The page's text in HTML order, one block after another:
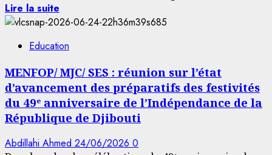
Lire la suite
Education
MENFOP/ MJC/ SES : réunion sur l’état
d’avancement des préparatifs des festivités
du 49ᵉ anniversaire de l’Indépendance de la
République de Djibouti
Abdillahi Ahmed 24/06/2026 0